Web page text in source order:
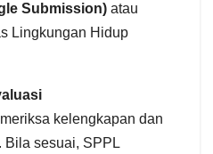
Submission) atau
Lingkungan Hidup
kelengkapan dan
Bila sesuai, SPPL